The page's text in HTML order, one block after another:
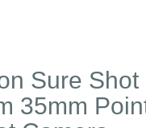
Sure Shot
35mm